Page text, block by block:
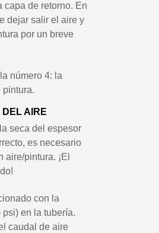
capa de retorno. En
dejar salir el aire y
por un breve
número 4: la
pintura.
DEL AIRE
seca del espesor
es necesario
pintura. ¡El
con la
en la tubería.
caudal de aire